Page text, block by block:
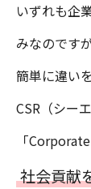
いずれも企
みなのですが
簡単に違い
CSR（シー
「
社会貢献